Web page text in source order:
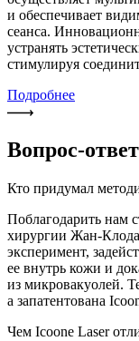
и обеспечивает
сеанса.
устранять
стимулируя
Подробнее
Вопрос-ответ
Кто придумал
Поблагодарить нам
хирургии Жан-
эксперимент,
ее внутрь кожи и
из микровакуолей.
а запатентована
Чем Icoone Laser